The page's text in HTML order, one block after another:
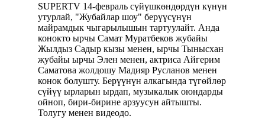
SUPERTV 14-февраль сүйүшкөндөрдүн күнүн
утурлай, "Жубайлар шоу" берүүсүнүн
майрамдык чыгарылышын тартуулайт. Анда
конокто ырчы Самат Муратбеков жубайы
Жылдыз Садыр кызы менен, ырчы Тынысхан
жубайы ырчы Элен менен, актриса Айгерим
Саматова жолдошу Мадияр Русланов менен
конок болушту. Берүүнүн алкагында түгөйлөр
сүйүү ырларын ырдап, музыкалык оюндарды
ойноп, бири-бирине арзуусун айтышты.
Толугу менен видеодо.